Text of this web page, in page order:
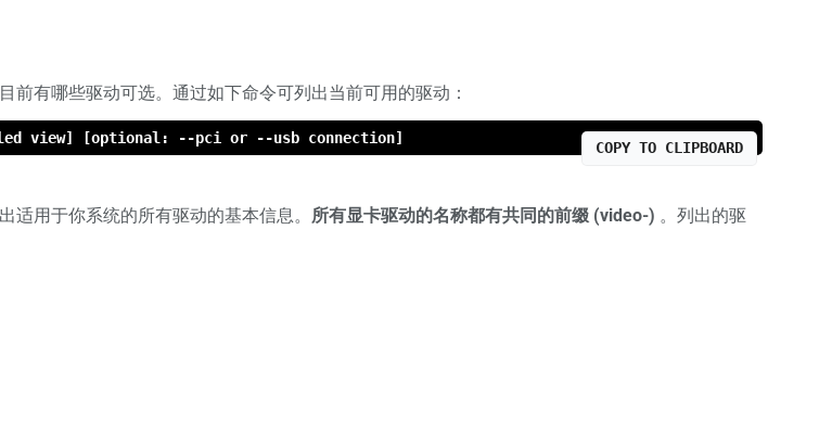
前有哪些驱动可选。通过如下命令可列出当前可用的驱动：
view] [optional: --pci or --usb connection]
COPY TO CLIPBOARD
适用于你系统的所有驱动的基本信息。 所有显卡驱动的名称都有共同的前缀 (video-) 。列出的驱